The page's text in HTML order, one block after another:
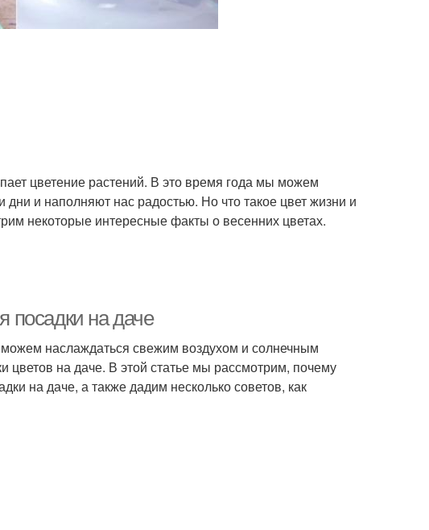
цветение растений. В это время года мы можем
и наполняют нас радостью. Но что такое цвет жизни и
некоторые интересные факты о весенних цветах.
посадки на даче
наслаждаться свежим воздухом и солнечным
цветов на даче. В этой статье мы рассмотрим, почему
на даче, а также дадим несколько советов, как